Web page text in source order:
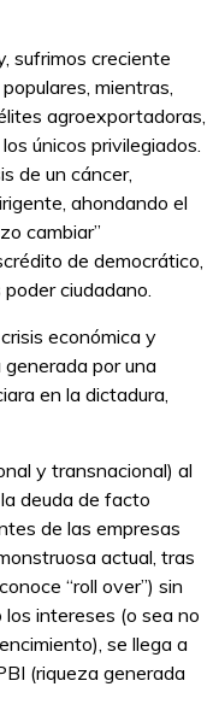
sufrimos creciente
mientras,
agroexportadoras,
únicos privilegiados.
de un cáncer,
ahondando el
cambiar”
de democrático,
ciudadano.
económica y
por una
en la dictadura,
y transnacional) al
deuda de facto
de las empresas
actual, tras
“roll over”) sin
intereses (o sea no
se llega a
(riqueza generada